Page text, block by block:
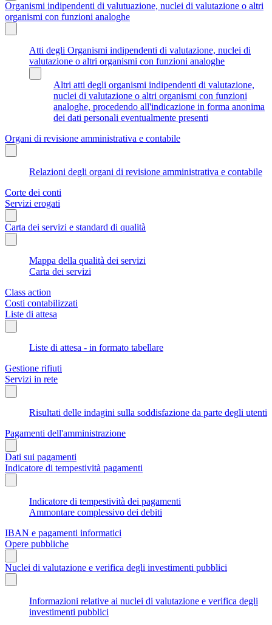
Organismi indipendenti di valutuazione, nuclei di valutazione o altri
organismi con funzioni analoghe
Atti degli Organismi indipendenti di valutazione, nuclei di
valutazione o altri organismi con funzioni analoghe
Altri atti degli organismi indipendenti di valutazione,
nuclei di valutazione o altri organismi con funzioni
analoghe, procedendo all'indicazione in forma anonima
dei dati personali eventualmente presenti
Organi di revisione amministrativa e contabile
Relazioni degli organi di revisione amministrativa e contabile
Corte dei conti
Servizi erogati
Carta dei servizi e standard di qualità
Mappa della qualità dei servizi
Carta dei servizi
Class action
Costi contabilizzati
Liste di attesa
Liste di attesa - in formato tabellare
Gestione rifiuti
Servizi in rete
Risultati delle indagini sulla soddisfazione da parte degli utenti
Pagamenti dell'amministrazione
Dati sui pagamenti
Indicatore di tempestività pagamenti
Indicatore di tempestività dei pagamenti
Ammontare complessivo dei debiti
IBAN e pagamenti informatici
Opere pubbliche
Nuclei di valutazione e verifica degli investimenti pubblici
Informazioni relative ai nuclei di valutazione e verifica degli
investimenti pubblici